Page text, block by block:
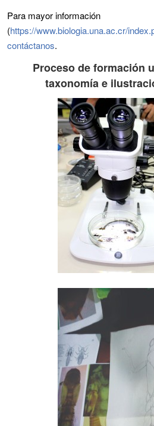
Para mayor información
(https://www.biologia.una.ac.cr/
contáctanos.
Proceso de formación
taxonomía e